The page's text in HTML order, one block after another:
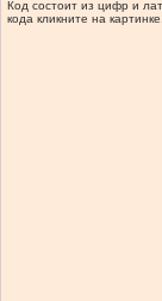
Код состоит из цифр и
кода кликните на картинке.